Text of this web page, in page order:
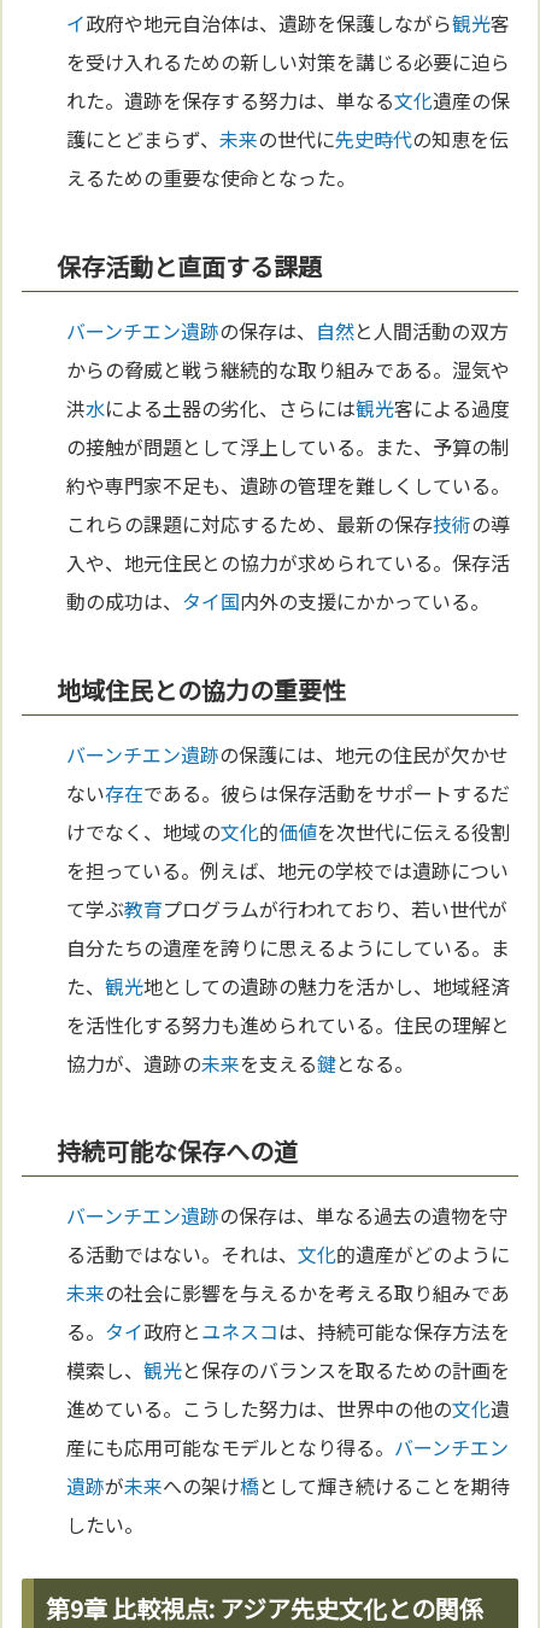
イ政府や地元自治体は、遺跡を保護しながら観光客
を受け入れるための新しい対策を講じる必要に迫ら
れた。遺跡を保存する努力は、単なる文化遺産の保
護にとどまらず、未来の世代に先史時代の知恵を伝
えるための重要な使命となった。
保存活動と直面する課題
バーンチエン遺跡の保存は、 自然と人間活動の双方
からの脅威と戦う継続的な取り組みである。湿気や
洪水による土器の劣化、さらには観光客による過度
の接触が問題として浮上している。また、予算の制
約や専門家不足も、遺跡の管理を難しくしている。
これらの課題に対応するため、最新の保存技術の導
入や、地元住民との協力が求められている。保存活
動の成功は、 タイ国内外の支援にかかっている。
地域住民との協力の重要性
バーンチエン遺跡の保護には、地元の住民が欠かせ
ない存在である。彼らは保存活動をサポートするだ
けでなく、地域の文化的価値を次世代に伝える役割
を担っている。例えば、地元の学校では遺跡につい
て学ぶ教育プログラムが行われており、若い世代が
自分たちの遺産を誇りに思えるようにしている。ま
た、観光地としての遺跡の魅力を活かし、地域経済
を活性化する努力も進められている。住民の理解と
協力が、遺跡の未来を支える鍵となる。
持続可能な保存への道
バーンチエン遺跡の保存は、単なる過去の遺物を守
る活動ではない。それは、文化的遺産がどのように
未来の社会に影響を与えるかを考える取り組みであ
る。 タイ政府とユネスコは、持続可能な保存方法を
模索し、観光と保存のバランスを取るための計画を
進めている。こうした努力は、世界中の他の文化遺
産にも応用可能なモデルとなり得る。 バーンチエン
遺跡が未来への架け橋として輝き続けることを期待
したい。
第9章 比較視点: アジア先史文化との関係